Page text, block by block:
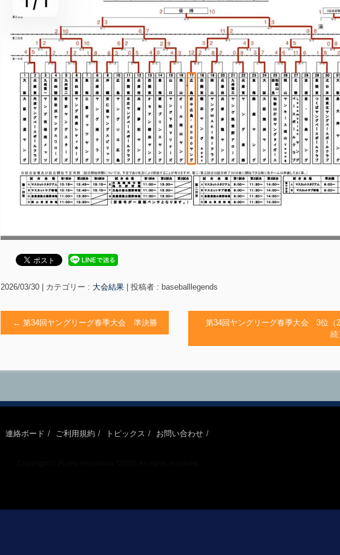
2026/03/30 カテゴリー : 大会結果 投稿者 : baseballlegends
← 第34回ヤングリーグ春季大会 準決勝
第34回ヤングリーグ春季大会 3位（
続
連絡ボード ご利用規約 トピックス お問い合わせ